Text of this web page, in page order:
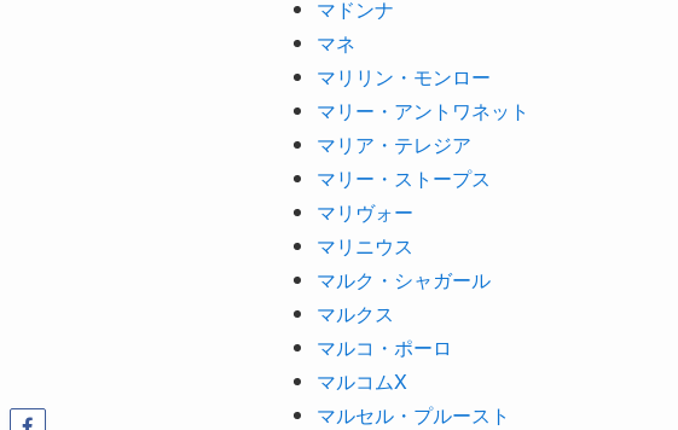
マドンナ
マネ
マリリン・モンロー
マリー・アントワネット
マリア・テレジア
マリー・ストープス
マリヴォー
マリニウス
マルク・シャガール
マルクス
マルコ・ポーロ
マルコムX
マルセル・プルースト